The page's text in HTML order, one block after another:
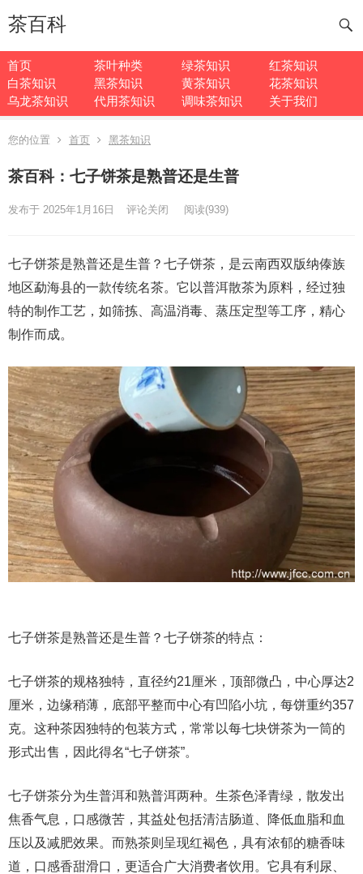
茶百科
首页 茶叶种类 绿茶知识
红茶知识
白茶知识
黑茶知识 黄茶知识
花茶知识
乌龙茶知识
代用茶知识 调味茶知识 关于我们
您的位置 首页 黑茶知识
茶百科：七子饼茶是熟普还是生普
发布于 2025年1月16日 评论关闭 阅读(939)
七子饼茶是熟普还是生普？七子饼茶，是云南西双版纳傣族
地区勐海县的一款传统名茶。它以普洱散茶为原料，经过独
特的制作工艺，如筛拣、高温消毒、蒸压定型等工序，精心
制作而成。
七子饼茶是熟普还是生普？七子饼茶的特点：
七子饼茶的规格独特，直径约21厘米，顶部微凸，中心厚达2
厘米，边缘稍薄，底部平整而中心有凹陷小坑，每饼重约357
克。这种茶因独特的包装方式，常常以每七块饼茶为一筒的
形式出售，因此得名“七子饼茶”。
七子饼茶分为生普洱和熟普洱两种。生茶色泽青绿，散发出
焦香气息，口感微苦，其益处包括清洁肠道、降低血脂和血
压以及减肥效果。而熟茶则呈现红褐色，具有浓郁的糖香味
道，口感香甜滑口，更适合广大消费者饮用。它具有利尿、